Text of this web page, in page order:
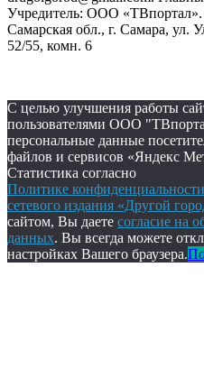
Учредитель: ООО «ТВпортал».
Самарская обл., г. Самара, ул.
52/55, комн. 6
С целью улучшения работы
пользователями ООО
персональные данные
файлов и сервисов «Яндекс
Статистика согласно
Политике
сетевого издания «Другой
сайтом, Вы даете согласие на
данных. Вы всегда можете
настройках Вашего браузера.